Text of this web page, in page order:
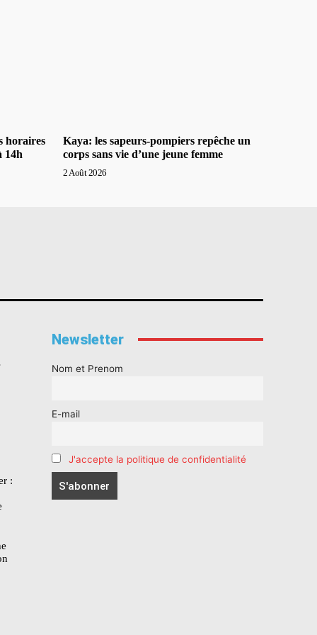
horaires
14h
Kaya: les sapeurs-pompiers repêche un
corps sans vie d’une jeune femme
2 Août 2026
:
Newsletter
Nom et Prenom
E-mail
J'accepte la politique de confidentialité